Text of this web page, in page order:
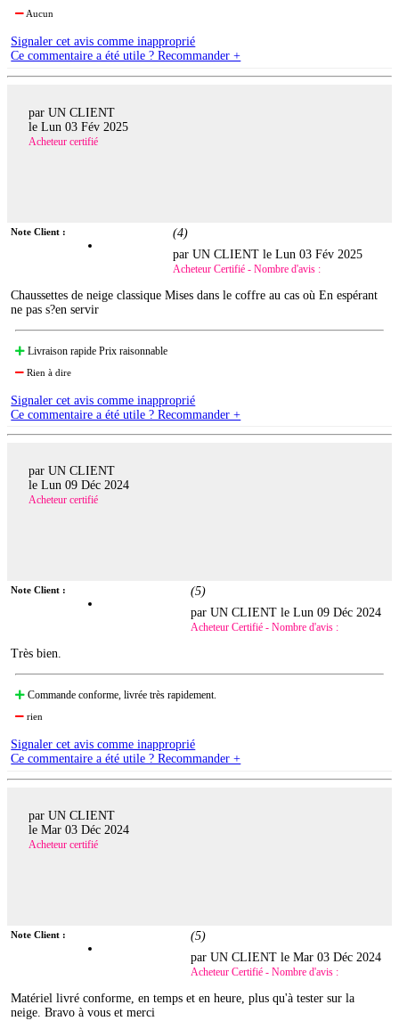
Aucun
Signaler cet avis comme inapproprié
Ce commentaire a été utile ? Recommander +
par UN CLIENT
le Lun 03 Fév 2025
Acheteur certifié
Note Client : (4)
par UN CLIENT leLun 03 Fév 2025
Acheteur Certifié - Nombre d'avis :
Chaussettes de neige classique Mises dans le coffre au cas où En espérant
ne pas s?en servir
Livraison rapide Prix raisonnable
Rien à dire
Signaler cet avis comme inapproprié
Ce commentaire a été utile ? Recommander +
par UN CLIENT
le Lun 09 Déc 2024
Acheteur certifié
Note Client : (5)
par UN CLIENT leLun 09 Déc 2024
Acheteur Certifié - Nombre d'avis :
Très bien.
Commande conforme, livrée très rapidement.
rien
Signaler cet avis comme inapproprié
Ce commentaire a été utile ? Recommander +
par UN CLIENT
le Mar 03 Déc 2024
Acheteur certifié
Note Client : (5)
par UN CLIENT leMar 03 Déc 2024
Acheteur Certifié - Nombre d'avis :
Matériel livré conforme, en temps et en heure, plus qu'à tester sur la
neige. Bravo à vous et merci